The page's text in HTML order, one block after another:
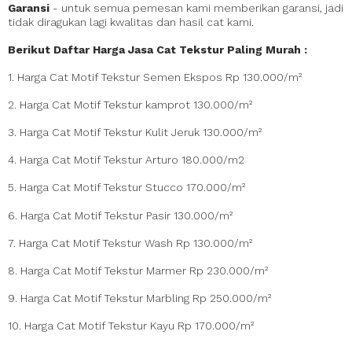
Garansi - untuk semua pemesan kami memberikan garansi, jadi
tidak diragukan lagi kwalitas dan hasil cat kami.
Berikut Daftar Harga Jasa Cat Tekstur Paling Murah :
1. Harga Cat Motif Tekstur Semen Ekspos Rp 130.000/m²
2. Harga Cat Motif Tekstur kamprot 130.000/m²
3. Harga Cat Motif Tekstur Kulit Jeruk 130.000/m²
4. Harga Cat Motif Tekstur Arturo 180.000/m2
5. Harga Cat Motif Tekstur Stucco 170.000/m²
6. Harga Cat Motif Tekstur Pasir 130.000/m²
7. Harga Cat Motif Tekstur Wash Rp 130.000/m²
8. Harga Cat Motif Tekstur Marmer Rp 230.000/m²
9. Harga Cat Motif Tekstur Marbling Rp 250.000/m²
10. Harga Cat Motif Tekstur Kayu Rp 170.000/m²